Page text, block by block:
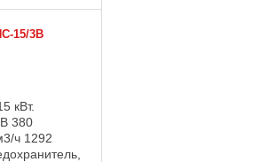
15/3B
кВт.
380
ч 1292